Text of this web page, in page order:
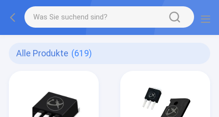
Alle Produkte (619)